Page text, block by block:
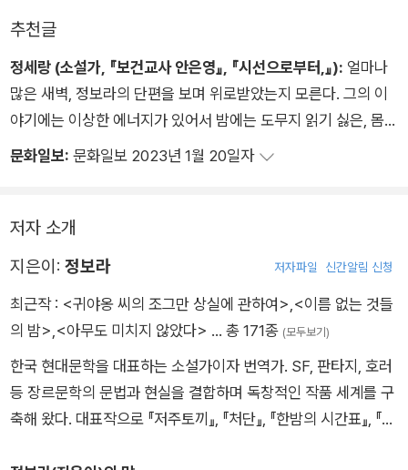
추천글
정세랑 (소설가, 『보건교사 안은영』, 『시선으로부터,』): 얼마나
많은 새벽, 정보라의 단편을 보며 위로받았는지 모른다. 그의 이
야기에는 이상한 에너지가 있어서 밤에는 도무지 읽기 싫은, 몸서
리쳐지는 이야기를 통해서도 그 에너지를 전달받고 만다. …
리는 그의 소설에서, 이야기는 다리가 많은 절지동물처럼 복잡하
원형을 다루는 솜씨 말고도 애정을 느끼는 부분은 그의 비정함이
다. 용서와 화합이라는 뜨뜻미지근한 결말로 내몰려는 압박에, 정
보라는 타협하지 않는다. 웃음기 없이 비정하게, 추악하고 끔찍한
세계를 눈 한 번 깜빡이지 않고 마주 본 다음 본 대로만 쓴다. 정
보라의 소설에서는 구원받을 자격이 없는 자가 구원받지 않고, 그
리하여 우리의 마음속에서 아주 보기 드문 종류의 만족감이 솟아
문화일보: 문화일보 2023년 1월 20일자
저자 소개
지은이: 정보라 저자파일 신간알림 신청
최근작 : <귀야옹 씨의 조그만 상실에 관하여>,<이름 없는 것들
의 밤>,<아무도 미치지 않았다> … 총 171종 (모두보기)
한국 현대문학을 대표하는 소설가이자 번역가. SF, 판타지, 호러
등 장르문학의 문법과 현실을 결합하며 독창적인 작품 세계를 구
축해 왔다. 대표작으로 『저주토끼』, 『처단』, 『한밤의 시간표』, 『너